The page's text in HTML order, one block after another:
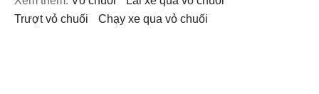
trượt vỏ chuối
chạy xe qua vỏ chuối